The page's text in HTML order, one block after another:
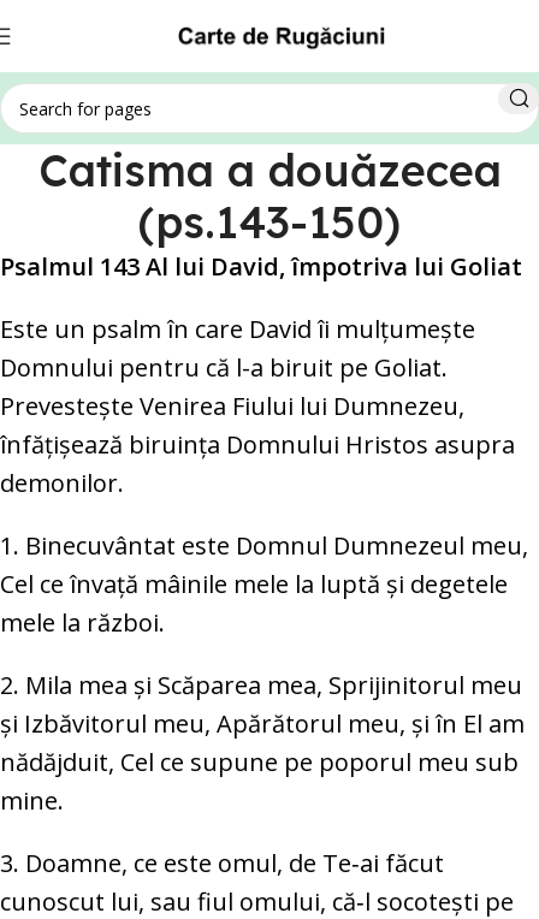
Catisma a douăzecea
(ps.143-150)
Psalmul 143 Al lui David, împotriva lui Goliat
Este un psalm în care David îi mulţumeşte
Domnului pentru că l-a biruit pe Goliat.
Prevesteşte Venirea Fiului lui Dumnezeu,
înfăţişează biruinţa Domnului Hristos asupra
demonilor.
1. Binecuvântat este Domnul Dumnezeul meu,
Cel ce învață mâinile mele la luptă și degetele
mele la război.
2. Mila mea și Scăparea mea, Sprijinitorul meu
și Izbăvitorul meu, Apărătorul meu, și în El am
nădăjduit, Cel ce supune pe poporul meu sub
mine.
3. Doamne, ce este omul, de Te‑ai făcut
cunoscut lui, sau fiul omului, că‑l socotești pe